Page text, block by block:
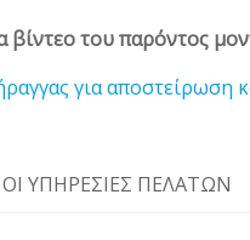
βίντεο του παρόντος
για αποστείρωση
ΥΠΗΡΕΣΊΕΣ ΠΕΛΑΤΏΝ